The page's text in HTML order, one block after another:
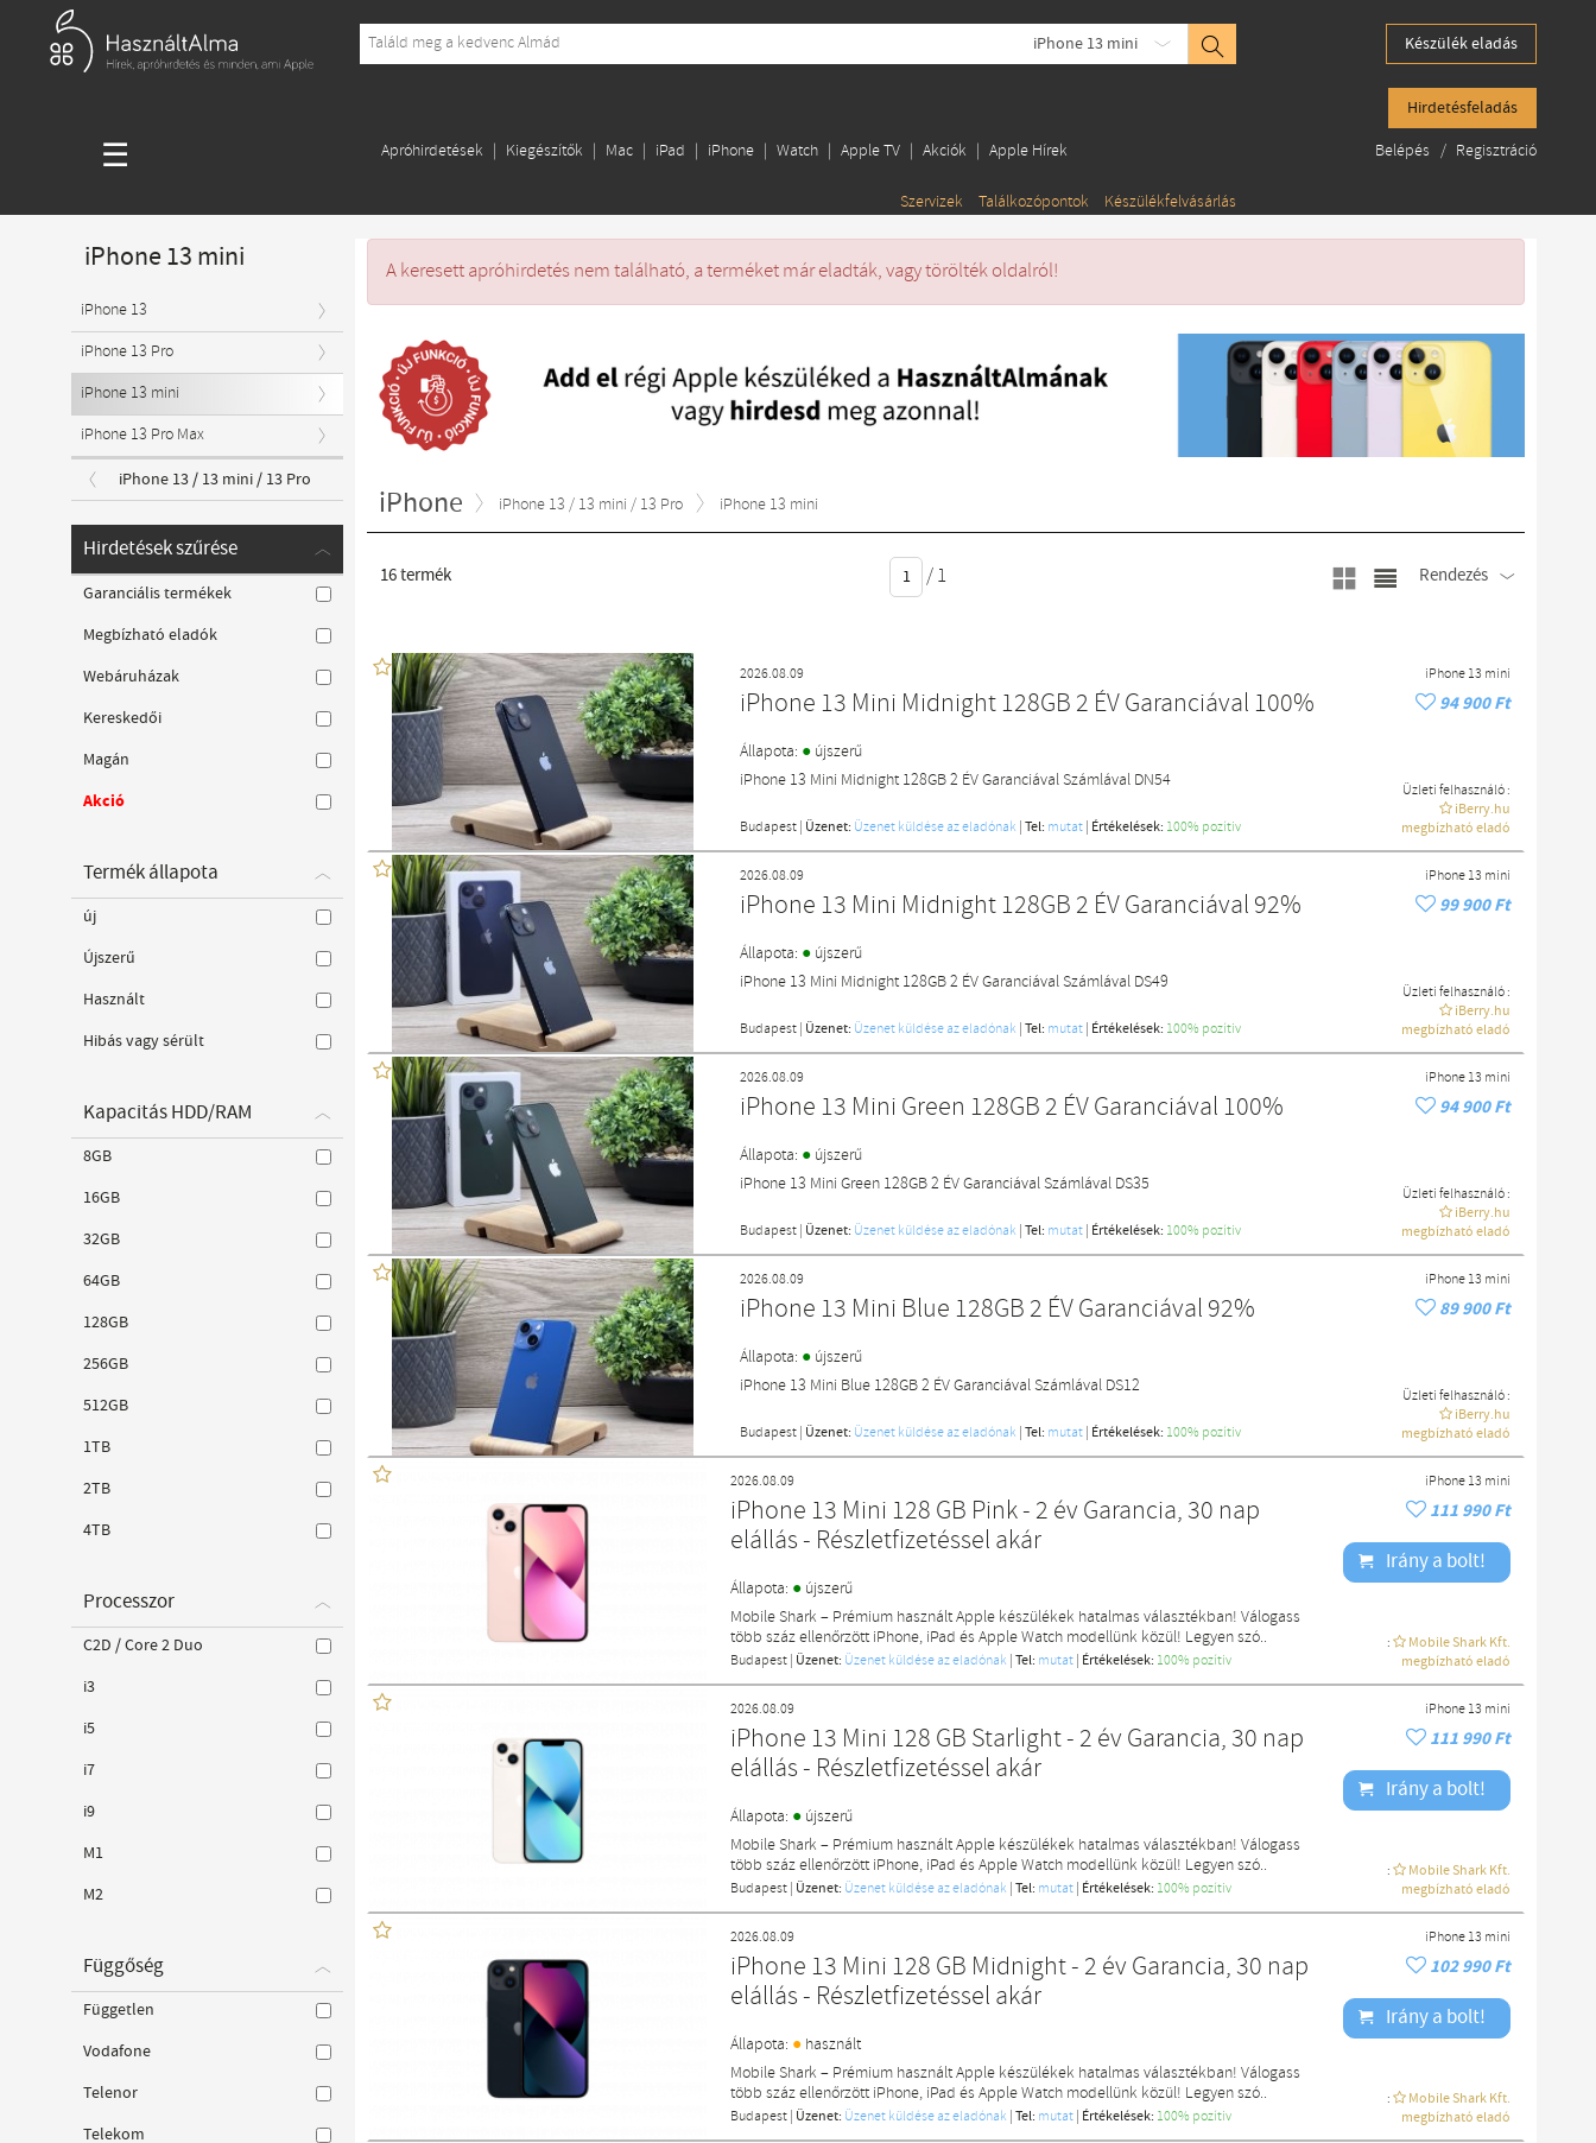
iPhone 13 mini Készülék eladás
Hirdetésfeladás
☰ Apróhirdetések Kiegészítők Mac iPad iPhone Watch Apple TV Akciók Apple Hírek
Szervizek Találkozópontok Készülékfelvásárlás
Belépés / Regisztráció
A keresett apróhirdetés nem található, a terméket már eladták, vagy törölték oldalról!
iPhone iPhone 13 / 13 mini / 13 Pro iPhone 13 mini
16termék /1 Rendezés
2026.08.09
iPhone 13 Mini Midnight 128GB 2 ÉV Garanciával 100%
Állapota: ● újszerű
iPhone 13 Mini Midnight 128GB 2 ÉV Garanciával Számlával DN54
Budapest | Üzenet: Üzenet küldése az eladónak |Tel: mutat | Értékelések: 100% pozítiv
iPhone 13 mini
94 900 Ft
Üzleti felhasználó :
iBerry.hu
megbízható eladó
2026.08.09
iPhone 13 Mini Midnight 128GB 2 ÉV Garanciával 92%
Állapota: ● újszerű
iPhone 13 Mini Midnight 128GB 2 ÉV Garanciával Számlával DS49
Budapest | Üzenet: Üzenet küldése az eladónak |Tel: mutat | Értékelések: 100% pozítiv
iPhone 13 mini
99 900 Ft
Üzleti felhasználó :
iBerry.hu
megbízható eladó
2026.08.09
iPhone 13 Mini Green 128GB 2 ÉV Garanciával 100%
Állapota: ● újszerű
iPhone 13 Mini Green 128GB 2 ÉV Garanciával Számlával DS35
Budapest | Üzenet: Üzenet küldése az eladónak |Tel: mutat | Értékelések: 100% pozítiv
iPhone 13 mini
94 900 Ft
Üzleti felhasználó :
iBerry.hu
megbízható eladó
2026.08.09
iPhone 13 Mini Blue 128GB 2 ÉV Garanciával 92%
Állapota: ● újszerű
iPhone 13 Mini Blue 128GB 2 ÉV Garanciával Számlával DS12
Budapest | Üzenet: Üzenet küldése az eladónak |Tel: mutat | Értékelések: 100% pozítiv
iPhone 13 mini
89 900 Ft
Üzleti felhasználó :
iBerry.hu
megbízható eladó
2026.08.09
iPhone 13 Mini 128 GB Pink - 2 év Garancia, 30 nap
elállás - Részletfizetéssel akár
Állapota: ● újszerű
Mobile Shark – Prémium használt Apple készülékek hatalmas választékban! Válogass
több száz ellenőrzött iPhone, iPad és Apple Watch modellünk közül! Legyen szó..
Budapest | Üzenet: Üzenet küldése az eladónak |Tel: mutat | Értékelések: 100% pozítiv
iPhone 13 mini
111 990 Ft
Irány a bolt!
:
Mobile Shark Kft.
megbízható eladó
2026.08.09
iPhone 13 Mini 128 GB Starlight - 2 év Garancia, 30 nap
elállás - Részletfizetéssel akár
Állapota: ● újszerű
Mobile Shark – Prémium használt Apple készülékek hatalmas választékban! Válogass
több száz ellenőrzött iPhone, iPad és Apple Watch modellünk közül! Legyen szó..
Budapest | Üzenet: Üzenet küldése az eladónak |Tel: mutat | Értékelések: 100% pozítiv
iPhone 13 mini
111 990 Ft
Irány a bolt!
:
Mobile Shark Kft.
megbízható eladó
2026.08.09
iPhone 13 Mini 128 GB Midnight - 2 év Garancia, 30 nap
elállás - Részletfizetéssel akár
Állapota: ● használt
Mobile Shark – Prémium használt Apple készülékek hatalmas választékban! Válogass
több száz ellenőrzött iPhone, iPad és Apple Watch modellünk közül! Legyen szó..
Budapest | Üzenet: Üzenet küldése az eladónak |Tel: mutat | Értékelések: 100% pozítiv
iPhone 13 mini
102 990 Ft
Irány a bolt!
:
Mobile Shark Kft.
megbízható eladó
iPhone 13 mini
iPhone 13
iPhone 13 Pro
iPhone 13 mini
iPhone 13 Pro Max
iPhone 13 / 13 mini / 13 Pro
Hirdetések szűrése
Garanciális termékek
Megbízható eladók
Webáruházak
Kereskedői
Magán
Akció
Termék állapota
új
Újszerű
Használt
Hibás vagy sérült
Kapacitás HDD/RAM
8GB
16GB
32GB
64GB
128GB
256GB
512GB
1TB
2TB
4TB
Processzor
C2D / Core 2 Duo
i3
i5
i7
i9
M1
M2
Függőség
Független
Vodafone
Telenor
Telekom